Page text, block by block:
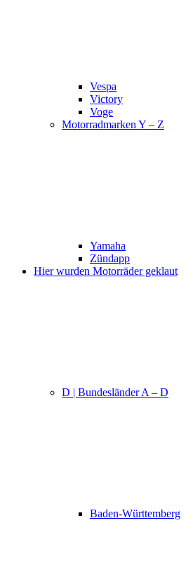
Vespa
Victory
Voge
Motorradmarken Y – Z
Yamaha
Zündapp
Hier wurden Motorräder geklaut
D | Bundesländer A – D
Baden-Württemberg